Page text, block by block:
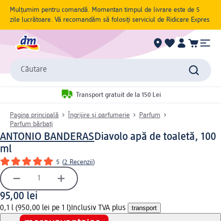
Mulțumim pentru comandă. Momentan timpul de livrare este de 5
zile lucrătoare. Vă recomandăm să folosiți serviciul de Ridicare Expres
Căutare
Transport gratuit de la 150 Lei
Pagina principală Îngrijire și parfumerie
Parfum
Parfum bărbați
ANTONIO BANDERASDiavolo apă de toaletă, 100
ml
5 (2 Recenzii)
95,00 lei
0,1 l (950,00 lei pe 1 l) Inclusiv TVA plus transport